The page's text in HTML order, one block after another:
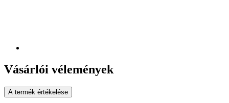
Vásárlói vélemények
A termék értékelése